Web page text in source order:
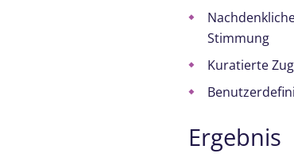
Stimmung
Kuratierte
Ergebnis